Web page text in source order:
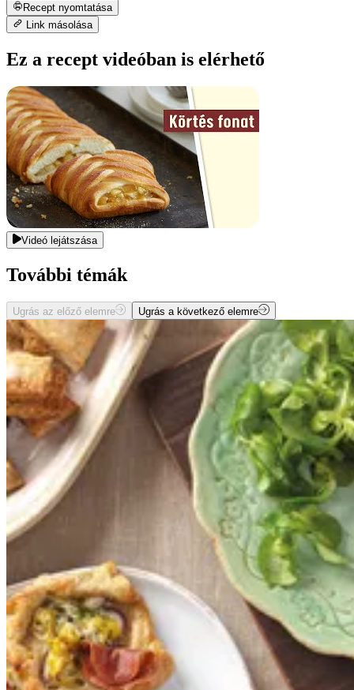
Recept nyomtatása
Link másolása
Ez a recept videóban is elérhető
Videó lejátszása
További témák
Ugrás az előző elemre Ugrás a következő elemre